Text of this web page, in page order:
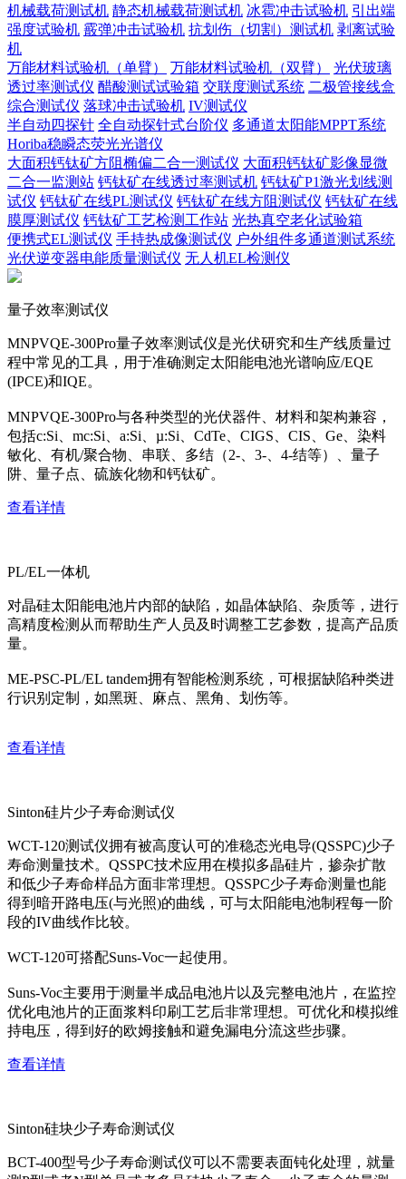
机械载荷测试机 静态机械载荷测试机 冰雹冲击试验机 引出端
强度试验机 霰弹冲击试验机 抗划伤（切割）测试机 剥离试验
机
万能材料试验机（单臂）
万能材料试验机（双臂）
光伏玻璃
透过率测试仪 醋酸测试试验箱 交联度测试系统 二极管接线盒
综合测试仪 落球冲击试验机 IV测试仪
半自动四探针 全自动探针式台阶仪 多通道太阳能MPPT系统
Horiba稳瞬态荧光光谱仪
大面积钙钛矿方阻椭偏二合一测试仪 大面积钙钛矿影像显微
二合一监测站 钙钛矿在线透过率测试机 钙钛矿P1激光划线测
试仪 钙钛矿在线PL测试仪 钙钛矿在线方阻测试仪 钙钛矿在线
膜厚测试仪 钙钛矿工艺检测工作站 光热真空老化试验箱
便携式EL测试仪 手持热成像测试仪 户外组件多通道测试系统
光伏逆变器电能质量测试仪 无人机EL检测仪
量子效率测试仪
MNPVQE-300Pro量子效率测试仪是光伏研究和生产线质量过
程中常见的工具，用于准确测定太阳能电池光谱响应/EQE
(IPCE)和IQE。
MNPVQE-300Pro与各种类型的光伏器件、材料和架构兼容，
包括c:Si、mc:Si、a:Si、µ:Si、CdTe、CIGS、CIS、Ge、染料
敏化、有机/聚合物、串联、多结（2-、3-、4-结等）、量子
阱、量子点、硫族化物和钙钛矿。
查看详情
PL/EL一体机
对晶硅太阳能电池片内部的缺陷，如晶体缺陷、杂质等，进行
高精度检测从而帮助生产人员及时调整工艺参数，提高产品质
量。
ME-PSC-PL/EL tandem拥有智能检测系统，可根据缺陷种类进
行识别定制，如黑斑、麻点、黑角、划伤等。
查看详情
Sinton硅片少子寿命测试仪
WCT-120测试仪拥有被高度认可的准稳态光电导(QSSPC)少子
寿命测量技术。QSSPC技术应用在模拟多晶硅片，掺杂扩散
和低少子寿命样品方面非常理想。QSSPC少子寿命测量也能
得到暗开路电压(与光照)的曲线，可与太阳能电池制程每一阶
段的IV曲线作比较。
WCT-120可搭配Suns-Voc一起使用。
Suns-Voc主要用于测量半成品电池片以及完整电池片，在监控
优化电池片的正面浆料印刷工艺后非常理想。可优化和模拟维
持电压，得到好的欧姆接触和避免漏电分流这些步骤。
查看详情
Sinton硅块少子寿命测试仪
BCT-400型号少子寿命测试仪可以不需要表面钝化处理，就量